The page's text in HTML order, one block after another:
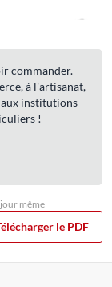
commander.
à l'artisanat,
institutions
!
même
le PDF